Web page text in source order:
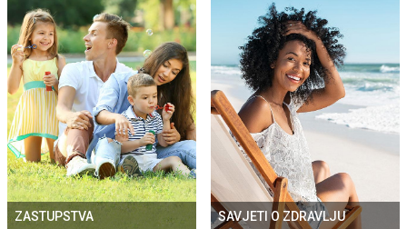
ZASTUPSTVA SAVJETI O ZDRAVLJU